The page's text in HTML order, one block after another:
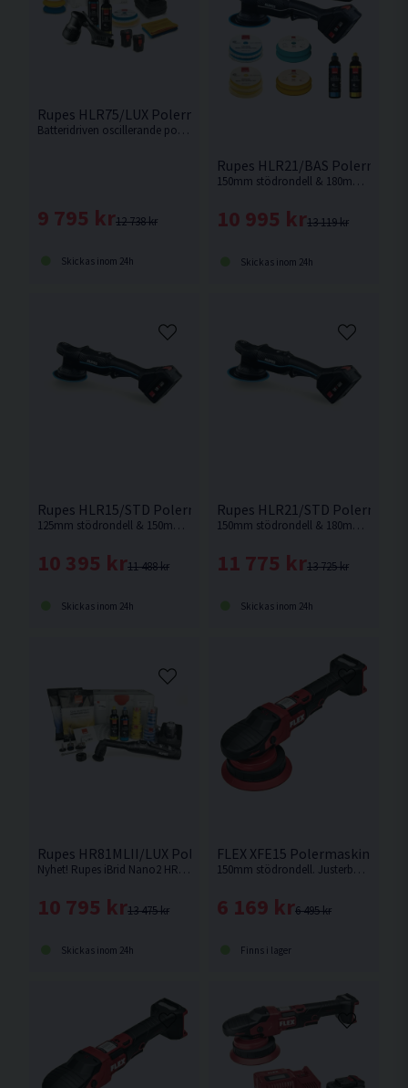
Rupes HLR75/LUX Polermaskin 18V (2x2,5Ah)
Batteridriven oscillerande polermaskin från Rupes som är designad med god balans och ergonomi.
12 738 kr
9 795 kr
Skickas inom 24h
Rupes HLR21/BAS
150mm stödrondell & 180mm polerrondell. Rupes flaggskeppsmodell, Nu som batteridriven.
13 119 kr
10 995 kr
Skickas inom 24h
Rupes HLR15/STD Polermaskin 18V (2x5,0Ah)
125mm stödrondell & 150mm polerrondell. Rupes flaggskeppsmodell, Nu som batteridriven.
11 488 kr
10 395 kr
Skickas inom 24h
Rupes HLR21/STD
150mm stödrondell & 180mm polerrondell. Rupes flaggskeppsmodell, Nu som batteridriven.
13 725 kr
11 775 kr
Skickas inom 24h
Rupes HR81MLII/LUX Polermaskin Nano 10,8V (2x2,0Ah)
Nyhet! Rupes iBrid Nano2 HR81MLII är en kompakt och flexibel polermaskin för precisionsarbeten i svåråtkomliga utrymmen.
13 475 kr
10 795 kr
Skickas inom 24h
FLEX XFE15 Polermaskin 18V
150mm stödrondell. Justerbart varvtal mellan 2700-8700. Oscillerande med frirotering. 15mm orbit.
6 495 kr
6 169 kr
Finns i lager